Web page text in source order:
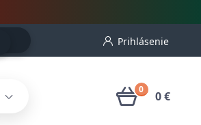
Prihlásenie
0 0 €